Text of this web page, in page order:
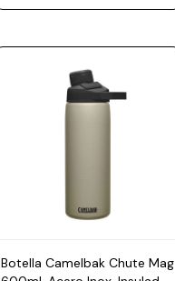
Botella Camelbak Chute Mag